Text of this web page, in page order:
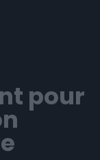
pour